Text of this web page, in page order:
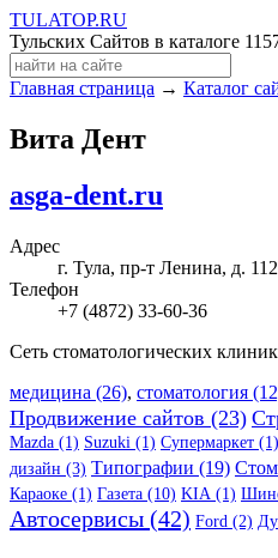
TULATOP.RU
Тульских Сайтов в каталоге
Главная страница → Каталог
Вита Дент
asga-dent.ru
Адрес
г. Тула, пр-т Ленина, д.
Телефон
+7 (4872) 33-60-36
Сеть стоматологических
медицина (26), стоматология
Продвижение сайтов (23)
Mazda (1) Suzuki (1) Супермаркет (1)
дизайн (3) Типографии (19)
Караоке (1) Газета (10) KIA (1)
Автосервисы (42) Ford (2)